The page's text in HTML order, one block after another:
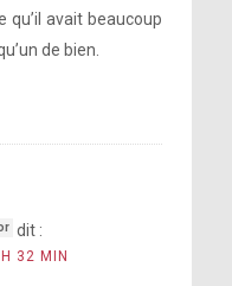
qu’il avait beaucoup
de bien.
dit :
32 MIN